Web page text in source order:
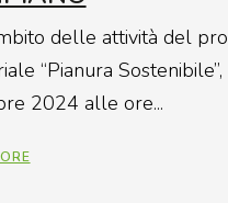
delle attività del
“Pianura
2024 alle ore...